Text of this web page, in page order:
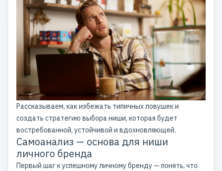
Рассказываем, как избежать типичных ловушек и
создать стратегию выбора ниши, которая будет
востребованной, устойчивой и вдохновляющей.
Самоанализ — основа для ниши
личного бренда
Первый шаг к успешному личному бренду — понять, что